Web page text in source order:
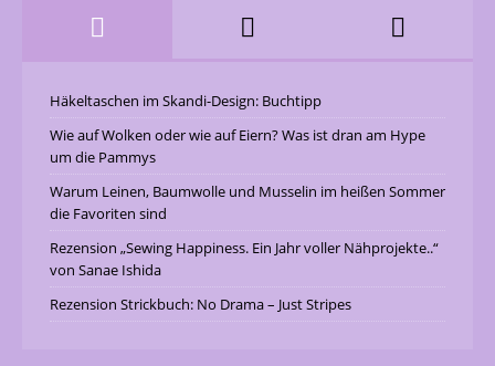
Häkeltaschen im Skandi-Design: Buchtipp
Wie auf Wolken oder wie auf Eiern? Was ist dran am Hype
um die Pammys
Warum Leinen, Baumwolle und Musselin im heißen Sommer
die Favoriten sind
Rezension „Sewing Happiness. Ein Jahr voller Nähprojekte..“
von Sanae Ishida
Rezension Strickbuch: No Drama – Just Stripes